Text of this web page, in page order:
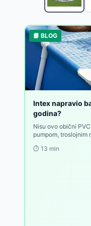
Pure Spa
Intex Prism
Bestway Fast
Bestway
Bestway Bazen
Intex Sklopivi
Intex Bazen za
Intex
Intex
Intex PureSpa
📘 BLOG
Intex napravio
godina?
Nisu ovo obični
pumpom, troslojnim
⏱️ 13 min